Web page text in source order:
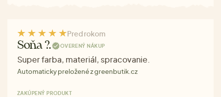
Pred rokom
Soňa ?. OVERENÝ NÁKUP
Super farba, materiál, spracovanie.
Automaticky preložené z greenbutik.cz
ZAKÚPENÝ PRODUKT